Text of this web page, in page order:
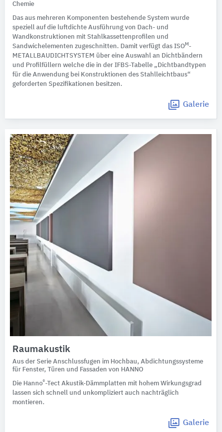
Chemie
Das aus mehreren Komponenten bestehende System wurde
speziell auf die luftdichte Ausführung von Dach- und
Wandkonstruktionen mit Stahlkassettenprofilen und
Sandwichelementen zugeschnitten. Damit verfügt das ISO M-
METALLBAUDICHTSYSTEM über eine Auswahl an Dichtbändern
und Profilfüllern welche die in der IFBS-Tabelle „Dichtbandtypen
für die Anwendung bei Konstruktionen des Stahlleichtbaus“
geforderten Spezifikationen besitzen.
Galerie
Raumakustik
Aus der Serie Anschlussfugen im Hochbau, Abdichtungssysteme
für Fenster, Türen und Fassaden von HANNO
Die Hanno®-Tect Akustik-Dämmplatten mit hohem Wirkungsgrad
lassen sich schnell und unkompliziert auch nachträglich
montieren.
Galerie